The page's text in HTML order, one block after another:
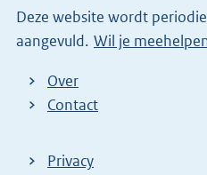
Deze website wordt
aangevuld. Wil je
Over
Contact
Privacy